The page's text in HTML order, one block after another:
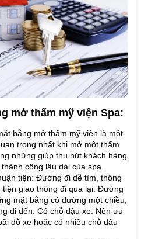
mở thẩm mỹ viện Spa:
bằng mở thẩm mỹ viện là một
trọng nhất khi mở một thẩm
những giúp thu hút khách hàng
công lâu dài của spa.
tiện: Đường đi dễ tìm, thông
giao thông đi qua lại. Đường
mặt bằng có đường một chiều,
đi đến. Có chỗ đậu xe: Nên ưu
đỗ xe hoặc có nhiều chỗ đậu